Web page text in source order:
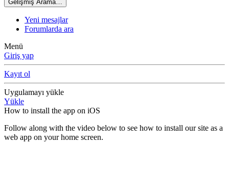
Gelişmiş Arama…
Yeni mesajlar
Forumlarda ara
Menü
Giriş yap
Kayıt ol
Uygulamayı yükle
Yükle
How to install the app on iOS
Follow along with the video below to see how to install our site as a
web app on your home screen.